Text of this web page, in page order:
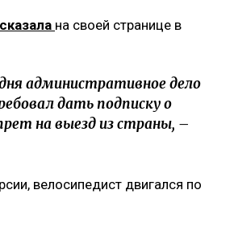
на своей странице в
административное дело
дать подписку о
на выезд из страны, –
велосипедист двигался по